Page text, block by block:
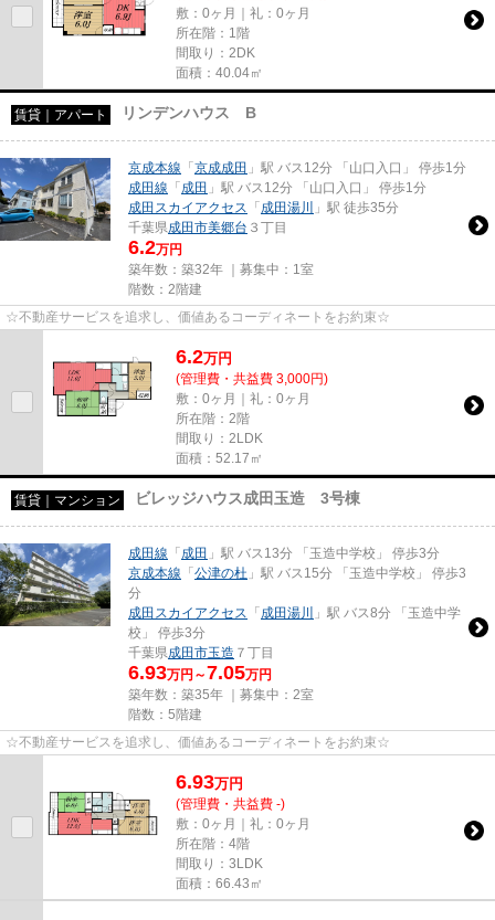
敷：0ヶ月｜礼：0ヶ月
所在階：1階
間取り：2DK
面積：40.04㎡
賃貸｜アパート リンデンハウス B
京成本線 「京成成田 」駅 バス12分 「山口入口」 停歩1分
成田線 「成田 」駅 バス12分 「山口入口」 停歩1分
成田スカイアクセス
「成田湯川
」駅 徒歩35分
千葉県成田市美郷台 ３丁目
6.2万円
築年数：築32年 ｜募集中： 1室
階数：2階建
☆不動産サービスを追求し、価値あるコーディネートをお約束☆
6.2万円
(管理費・共益費 3,000円)
敷：0ヶ月｜礼：0ヶ月
所在階：2階
間取り：2LDK
面積：52.17㎡
賃貸｜マンション ビレッジハウス成田玉造 3号棟
成田線 「成田 」駅 バス13分 「玉造中学校」 停歩3分
京成本線 「公津の杜 」駅 バス15分 「玉造中学校」 停歩3
分
成田スカイアクセス
「成田湯川
」駅 バス8分 「玉造中学
校」 停歩3分
千葉県成田市玉造 ７丁目
6.93万円～7.05万円
築年数：築35年 ｜募集中： 2室
階数：5階建
☆不動産サービスを追求し、価値あるコーディネートをお約束☆
6.93万円
(管理費・共益費 -)
敷：0ヶ月｜礼：0ヶ月
所在階：4階
間取り：3LDK
面積：66.43㎡